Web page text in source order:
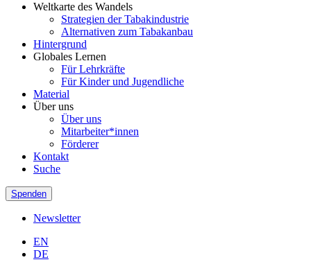
Weltkarte des Wandels
Strategien der Tabakindustrie
Alternativen zum Tabakanbau
Hintergrund
Globales Lernen
Für Lehrkräfte
Für Kinder und Jugendliche
Material
Über uns
Über uns
Mitarbeiter*innen
Förderer
Kontakt
Suche
Spenden
Newsletter
EN
DE